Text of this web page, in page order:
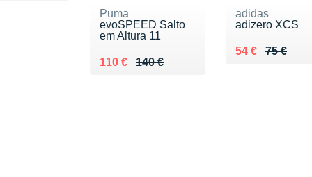
Puma
evoSPEED Salto
em Altura 11
140 €
Au lieu de 140 €
110 €
Vendu 110 €
adidas
adizero XCS
75 €
Au lieu de 75 €
54 €
Vendu 54 €